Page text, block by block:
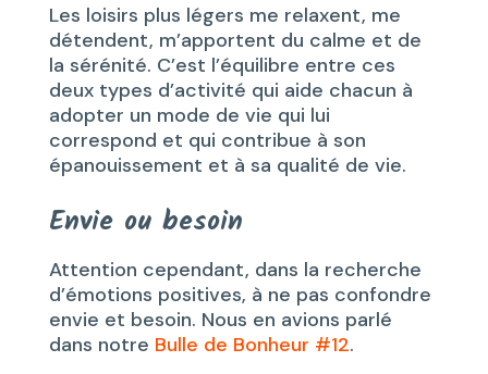
Les loisirs plus légers me relaxent, me
détendent, m’apportent du calme et de
la sérénité. C’est l’équilibre entre ces
deux types d’activité qui aide chacun à
adopter un mode de vie qui lui
correspond et qui contribue à son
épanouissement et à sa qualité de vie.
Envie ou besoin
Attention cependant, dans la recherche
d’émotions positives, à ne pas confondre
envie et besoin. Nous en avions parlé
dans notre Bulle de Bonheur #12.